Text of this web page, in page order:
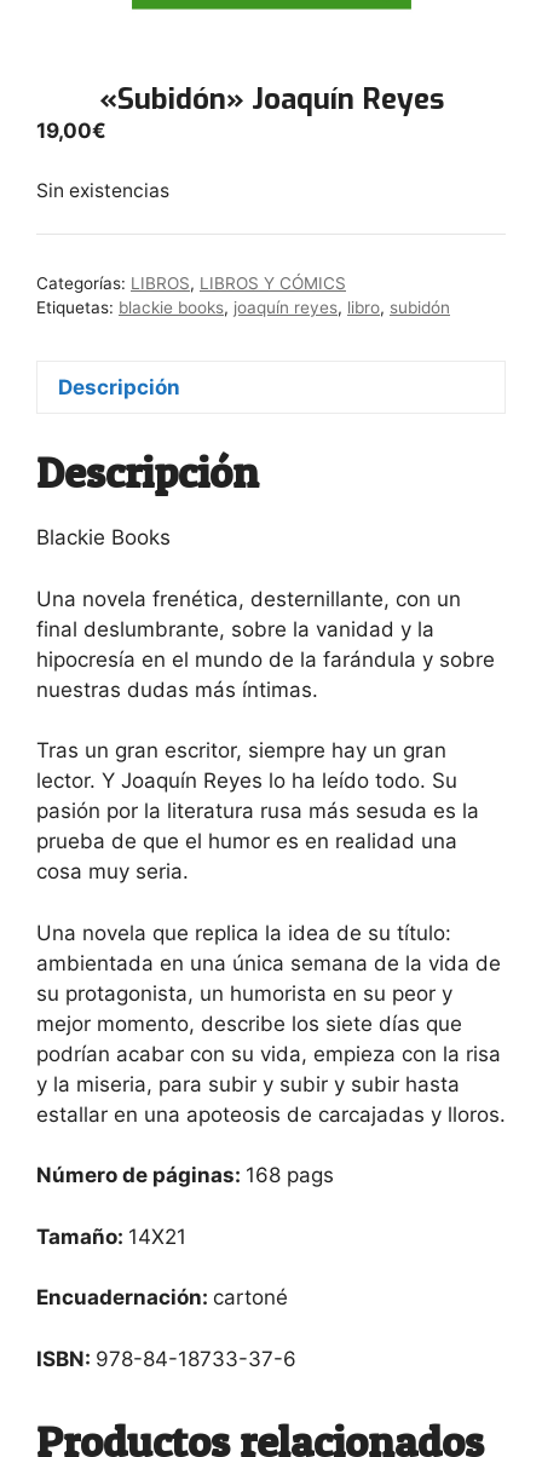
«Subidón» Joaquín Reyes
19,00€
Sin existencias
Categorías: LIBROS, LIBROS Y CÓMICS
Etiquetas: blackie books, joaquín reyes, libro, subidón
Descripción
Descripción
Blackie Books
Una novela frenética, desternillante, con un
final deslumbrante, sobre la vanidad y la
hipocresía en el mundo de la farándula y sobre
nuestras dudas más íntimas.
Tras un gran escritor, siempre hay un gran
lector. Y Joaquín Reyes lo ha leído todo. Su
pasión por la literatura rusa más sesuda es la
prueba de que el humor es en realidad una
cosa muy seria.
Una novela que replica la idea de su título:
ambientada en una única semana de la vida de
su protagonista, un humorista en su peor y
mejor momento, describe los siete días que
podrían acabar con su vida, empieza con la risa
y la miseria, para subir y subir y subir hasta
estallar en una apoteosis de carcajadas y lloros.
Número de páginas: 168 pags
Tamaño: 14X21
Encuadernación: cartoné
ISBN: 978-84-18733-37-6
Productos relacionados